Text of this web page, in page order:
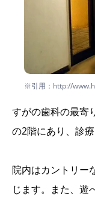
※引用：http://
すがの歯科の最寄
の2階にあり、診
院内はカントリー
じます。また、遊